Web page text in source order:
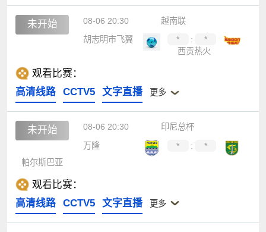
未开始 08-06 20:30
越南联
胡志明市飞翼
* :
*
西贡热火
观看比赛：
高清线路
CCTV5 文字直播 更多
未开始 08-06 20:30
印尼总杯
万隆
* :
*
帕尔斯巴亚
观看比赛：
高清线路
CCTV5 文字直播 更多